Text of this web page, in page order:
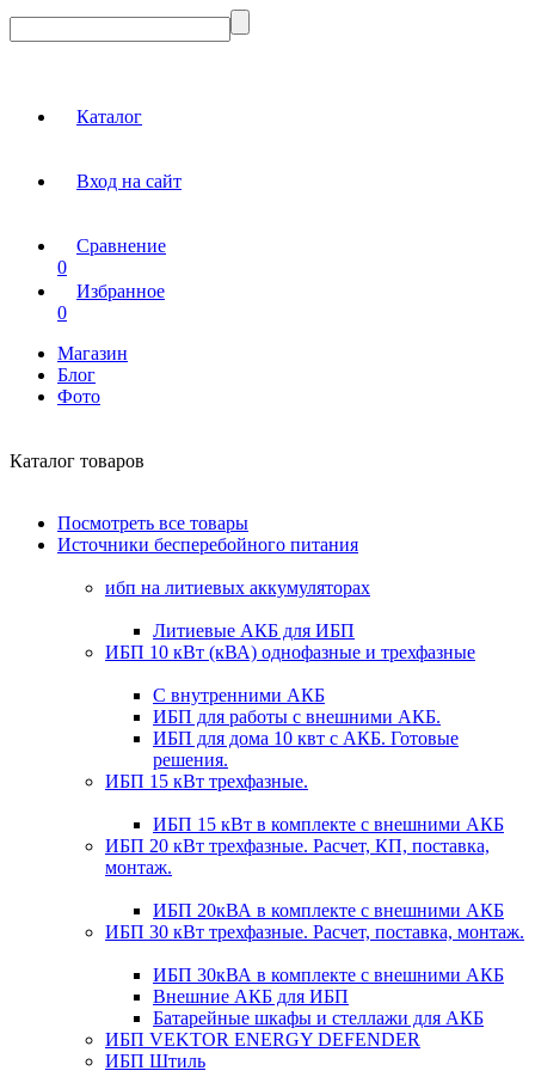
Каталог
Вход на сайт
Сравнение
0
Избранное
0
Магазин
Блог
Фото
Каталог товаров
Посмотреть все товары
Источники бесперебойного питания
ибп на литиевых аккумуляторах
Литиевые АКБ для ИБП
ИБП 10 кВт (кВА) однофазные и трехфазные
С внутренними АКБ
ИБП для работы с внешними АКБ.
ИБП для дома 10 квт с АКБ. Готовые
решения.
ИБП 15 кВт трехфазные.
ИБП 15 кВт в комплекте с внешними АКБ
ИБП 20 кВт трехфазные. Расчет, КП, поставка,
монтаж.
ИБП 20кВА в комплекте с внешними АКБ
ИБП 30 кВт трехфазные. Расчет, поставка, монтаж.
ИБП 30кВА в комплекте с внешними АКБ
Внешние АКБ для ИБП
Батарейные шкафы и стеллажи для АКБ
ИБП VEKTOR ENERGY DEFENDER
ИБП Штиль